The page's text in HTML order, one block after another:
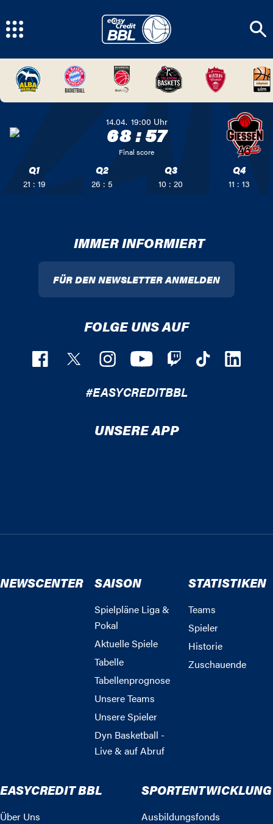
14.04. 19:00 Uhr
68:57
Final score
Q1
21 : 19
Q2
26 : 5
Q3
10 : 20
Q4
11 : 13
IMMER INFORMIERT
FÜR DEN NEWSLETTER ANMELDEN
FOLGE UNS AUF
#EASYCREDITBBL
UNSERE APP
NEWSCENTER SAISON
Spielpläne Liga &
Pokal
Aktuelle Spiele
Tabelle
Tabellenprognose
Unsere Teams
Unsere Spieler
Dyn Basketball -
Live & auf Abruf
STATISTIKEN
Teams
Spieler
Historie
Zuschauende
EASYCREDIT BBL
Über Uns
SPORTENTWICKLUNG
Ausbildungsfonds